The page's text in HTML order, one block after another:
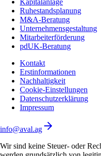
Kapitalanlage
Ruhestandsplanung
M&A-Beratung
Unternehmensgestaltung
Mitarbeiterförderung
pdUK-Beratung
Kontakt
Erstinformationen
Nachhaltigkeit
Cookie-Einstellungen
Datenschutzerklärung
Impressum
info@aval.ag
Wir sind keine Steuer- oder